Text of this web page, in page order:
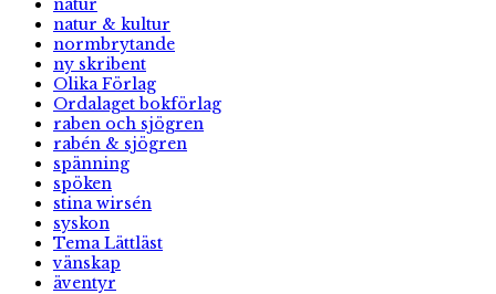
natur
natur & kultur
normbrytande
ny skribent
Olika Förlag
Ordalaget bokförlag
raben och sjögren
rabén & sjögren
spänning
spöken
stina wirsén
syskon
Tema Lättläst
vänskap
äventyr